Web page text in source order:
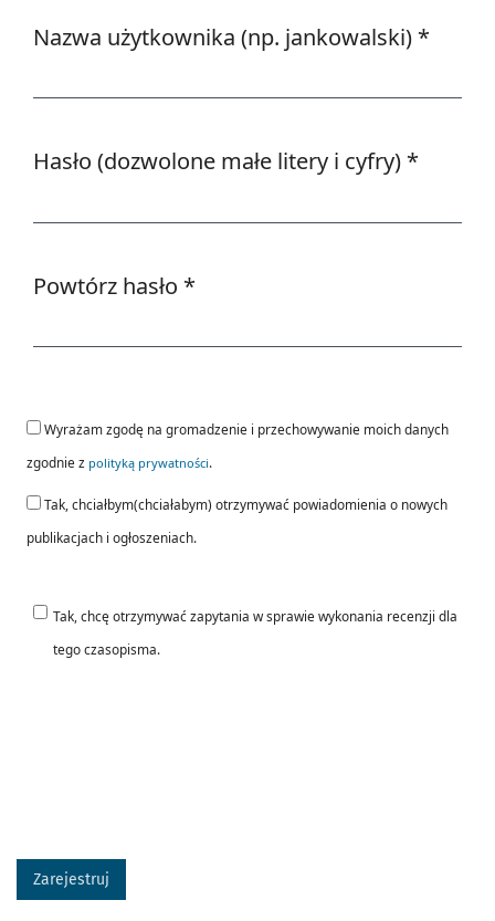
Nazwa użytkownika (np. jankowalski) *
Hasło (dozwolone małe litery i cyfry) *
Powtórz hasło *
Wyrażam zgodę na gromadzenie i przechowywanie moich danych
zgodnie z polityką prywatności.
Tak, chciałbym(chciałabym) otrzymywać powiadomienia o nowych
publikacjach i ogłoszeniach.
Tak, chcę otrzymywać zapytania w sprawie wykonania recenzji dla
tego czasopisma.
Zarejestruj